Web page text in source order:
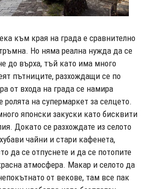
към края на града е сравнително
Но няма реална нужда да се
до върха, тъй като има много
пътниците, разхождащи се по
от входа на града се намира
ролята на супермаркет за селцето.
японски закуски като бисквити
Докато се разхождате из селото
чайни и стари кафенета,
да се отпуснете и да се потопите
атмосфера. Макар и селото да
от векове, там все пак